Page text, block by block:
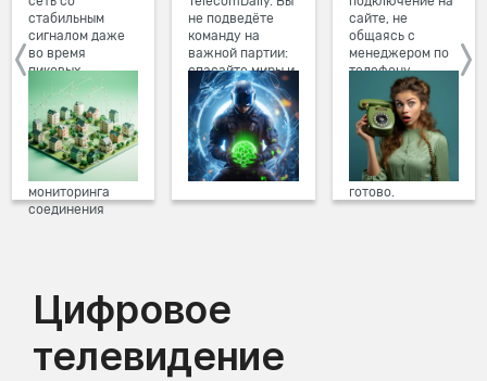
стабильным
сигналом даже
во время
пиковых
нагрузок в
вечернее время.
Мы постоянно
обновляем наше
оборудование в
домах, а система
мониторинга
соединения
не подведёте
команду на
важной партии:
спасайте миры и
побеждайте с
друзьями в
онлайн-играх.
сайте, не
общаясь с
менеджером по
телефону.
Просто в три
клика заполните
форму заявки на
сайте, выберите
дату и время
подключения,
готово.
Цифровое
телевидение